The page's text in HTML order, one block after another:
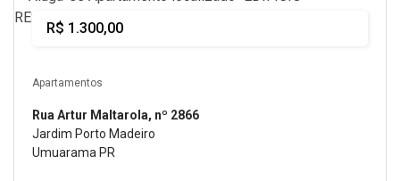
R$ 1.300,00
Apartamentos
Rua Artur Maltarola, nº 2866
Jardim Porto Madeiro
Umuarama PR